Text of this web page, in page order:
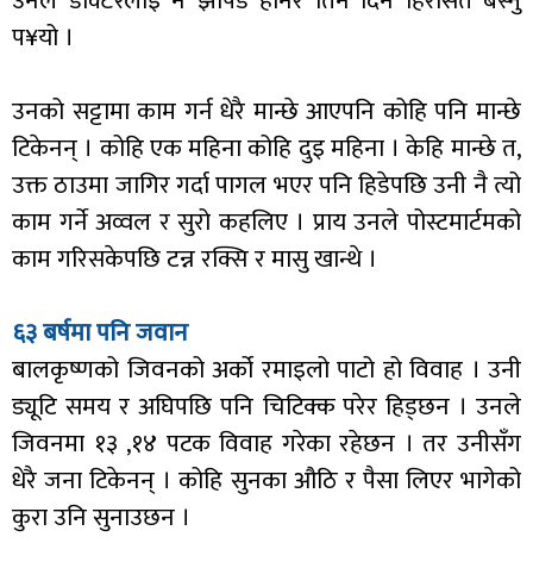
प¥यो ।
उनको सट्टामा काम गर्न धेरै मान्छे आएपनि कोहि पनि मान्छे
टिकेनन् । कोहि एक महिना कोहि दुइ महिना । केहि मान्छे त,
उक्त ठाउमा जागिर गर्दा पागल भएर पनि हिडेपछि उनी नै त्यो
काम गर्ने अव्वल र सुरो कहलिए । प्राय उनले पोस्टमार्टमको
काम गरिसकेपछि टन्न रक्सि र मासु खान्थे ।
६३ बर्षमा पनि जवान
बालकृष्णको जिवनको अर्को रमाइलो पाटो हो विवाह । उनी
ड्यूटि समय र अघिपछि पनि चिटिक्क परेर हिड्छन । उनले
जिवनमा १३ ,१४ पटक विवाह गरेका रहेछन । तर उनीसँग
धेरै जना टिकेनन् । कोहि सुनका औठि र पैसा लिएर भागेको
कुरा उनि सुनाउछन ।